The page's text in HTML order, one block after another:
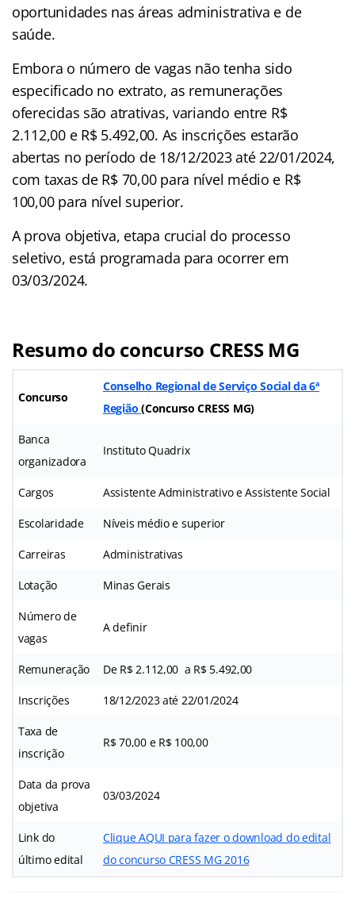
oportunidades nas áreas administrativa e de
saúde.
Embora o número de vagas não tenha sido
especificado no extrato, as remunerações
oferecidas são atrativas, variando entre R$
2.112,00 e R$ 5.492,00. As inscrições estarão
abertas no período de 18/12/2023 até 22/01/2024,
com taxas de R$ 70,00 para nível médio e R$
100,00 para nível superior.
A prova objetiva, etapa crucial do processo
seletivo, está programada para ocorrer em
03/03/2024.
Resumo do concurso CRESS MG
Concurso
Conselho Regional de Serviço Social da 6ª
Região(Concurso CRESS MG)
Banca
organizadora
Instituto Quadrix
Cargos Assistente Administrativo e Assistente Social
Escolaridade Níveis médio e superior
Carreiras Administrativas
Lotação Minas Gerais
Número de
vagas
A definir
Remuneração De R$ 2.112,00 a R$ 5.492,00
Inscrições 18/12/2023 até 22/01/2024
Taxa de
inscrição
R$ 70,00 e R$ 100,00
Data da prova
objetiva
03/03/2024
Link do
último edital
Clique AQUI para fazer o download do edital
do concurso CRESS MG 2016